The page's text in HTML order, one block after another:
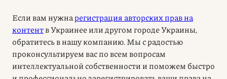
Если вам нужнарегистрация авторских прав на
контентв Украинееили другом городе Украины,
обратитесь в нашу компанию. Мы с радостью
проконсультируем вас по всем вопросам
интеллектуальной собственности и поможем быстро